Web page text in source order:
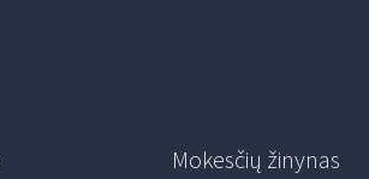
Mokesčių žinynas